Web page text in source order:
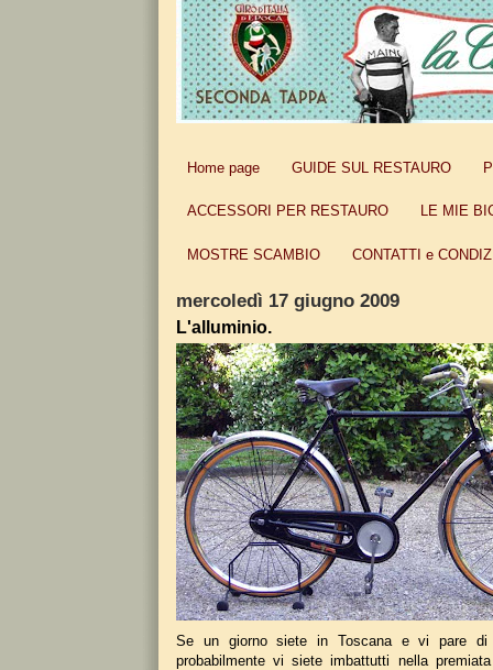
Home page GUIDE SUL RESTAURO
ACCESSORI PER RESTAURO LE MIE
MOSTRE SCAMBIO CONTATTI e
mercoledì 17 giugno 2009
L'alluminio.
Se un giorno siete in Toscana e vi pare di
probabilmente vi siete imbattutti nella